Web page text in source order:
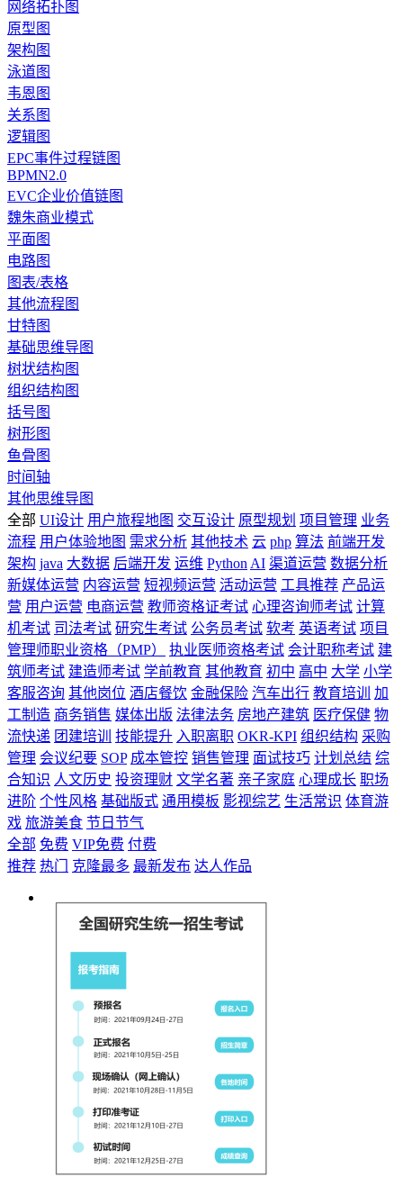
网络拓扑图
原型图
架构图
泳道图
韦恩图
关系图
逻辑图
EPC事件过程链图
BPMN2.0
EVC企业价值链图
魏朱商业模式
平面图
电路图
图表/表格
其他流程图
甘特图
基础思维导图
树状结构图
组织结构图
括号图
树形图
鱼骨图
时间轴
其他思维导图
全部 UI设计 用户旅程地图 交互设计 原型规划 项目管理 业务
流程 用户体验地图 需求分析 其他技术 云 php 算法 前端开发
架构 java 大数据 后端开发 运维 Python AI 渠道运营 数据分析
新媒体运营 内容运营 短视频运营 活动运营 工具推荐 产品运
营 用户运营 电商运营 教师资格证考试 心理咨询师考试 计算
机考试 司法考试 研究生考试 公务员考试 软考 英语考试 项目
管理师职业资格（PMP）
执业医师资格考试 会计职称考试 建
筑师考试 建造师考试 学前教育 其他教育 初中 高中 大学 小学
客服咨询 其他岗位 酒店餐饮 金融保险 汽车出行 教育培训
加
工制造 商务销售 媒体出版 法律法务 房地产建筑 医疗保健 物
流快递 团建培训 技能提升 入职离职 OKR-KPI 组织结构 采购
管理 会议纪要 SOP 成本管控 销售管理 面试技巧 计划总结 综
合知识 人文历史 投资理财 文学名著 亲子家庭 心理成长 职场
进阶 个性风格 基础版式 通用模板 影视综艺 生活常识 体育游
戏 旅游美食 节日节气
全部 免费 VIP免费 付费
推荐 热门 克隆最多 最新发布 达人作品